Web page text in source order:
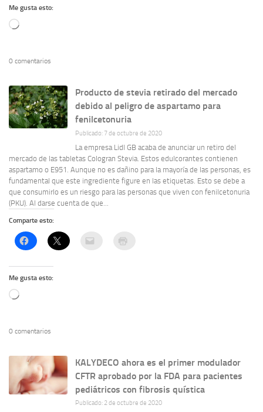
Me gusta esto:
Cargando...
0 comentarios
Producto de stevia retirado del mercado
debido al peligro de aspartamo para
fenilcetonuria
Publicado: 7 de octubre de 2020
La empresa Lidl GB acaba de anunciar un retiro del
mercado de las tabletas Cologran Stevia. Estos edulcorantes contienen
aspartamo o E951. Aunque no es dañino para la mayoría de las personas, es
fundamental que este ingrediente figure en las etiquetas. Esto se debe a
que consumirlo es un riesgo para las personas que viven con fenilcetonuria
(PKU). Al darse cuenta de que...
Comparte esto:
Me gusta esto:
Cargando...
0 comentarios
KALYDECO ahora es el primer modulador
CFTR aprobado por la FDA para pacientes
pediátricos con fibrosis quística
Publicado: 2 de octubre de 2020